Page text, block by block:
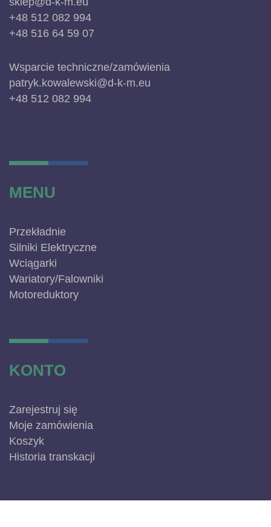
+48 512 082 994
+48 516 64 59 07
Wsparcie techniczne/zamówienia
patryk.kowalewski@d-k-m.eu
+48 512 082 994
MENU
Przekładnie
Silniki Elektryczne
Wciągarki
Wariatory/Falowniki
Motoreduktory
KONTO
Zarejestruj się
Moje zamówienia
Koszyk
Historia transkacji